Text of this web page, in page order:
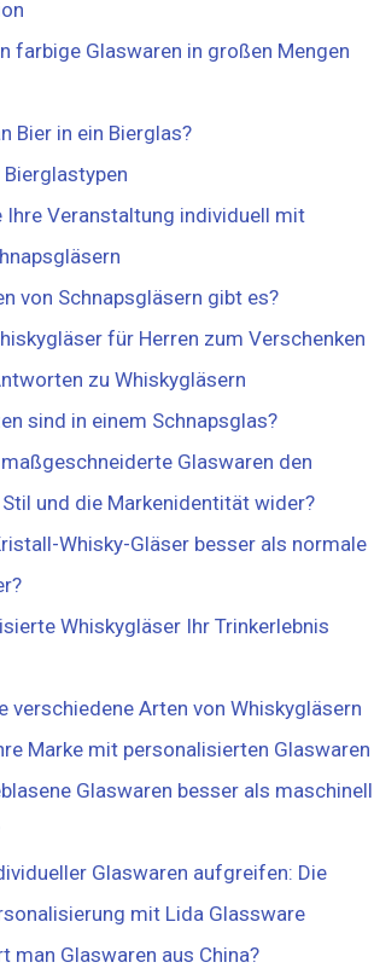
farbige Glaswaren in großen Mengen
Bier in ein Bierglas?
Ihre Veranstaltung individuell mit
von Schnapsgläsern gibt es?
für Herren zum Verschenken
zu Whiskygläsern
sind in einem Schnapsglas?
Glaswaren den
und die Markenidentität wider?
Whisky-Gläser besser als normale
Whiskygläser Ihr Trinkerlebnis
verschiedene Arten von Whiskygläsern
Marke mit personalisierten Glaswaren
Glaswaren besser als maschinell
Glaswaren aufgreifen: Die
mit Lida Glassware
man Glaswaren aus China?